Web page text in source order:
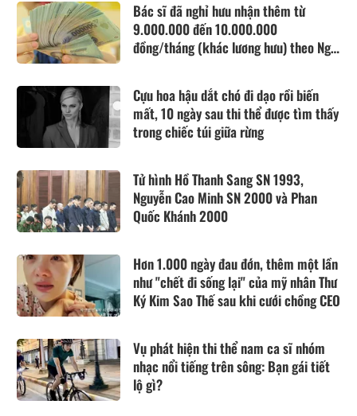
Bác sĩ đã nghỉ hưu nhận thêm từ
9.000.000 đến 10.000.000
đồng/tháng (khác lương hưu) theo Nghị
Cựu hoa hậu dắt chó đi dạo rồi biến
mất, 10 ngày sau thi thể được tìm thấy
trong chiếc túi giữa rừng
Tử hình Hồ Thanh Sang SN 1993,
Nguyễn Cao Minh SN 2000 và Phan
Quốc Khánh 2000
Hơn 1.000 ngày đau đớn, thêm một lần
như "chết đi sống lại" của mỹ nhân Thư
Ký Kim Sao Thế sau khi cưới chồng CEO
Vụ phát hiện thi thể nam ca sĩ nhóm
nhạc nổi tiếng trên sông: Bạn gái tiết
lộ gì?